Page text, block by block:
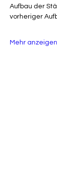
Aufbau der
vorheriger
Mehr anzeigen